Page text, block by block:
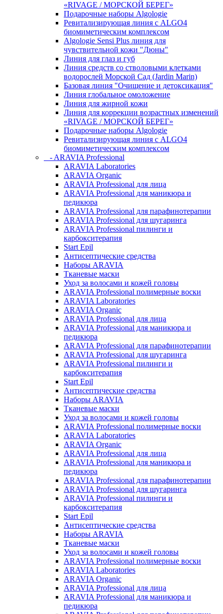
«RIVAGE / МОРСКОЙ БЕРЕГ»
Подарочные наборы Algologie
Ревитализирующая линия с ALGO4
биомиметическим комплексом
Algologie Sensi Plus линия для
чувcтвительной кожи "Дюны"
Линия для глаз и губ
Линия средств со стволовыми клетками
водорослей Морской Сад (Jardin Marin)
Базовая линия "Очищение и детоксикация"
Линия глобальное омоложение
Линия для жирной кожи
Линия для коррекции возрастных изменений
«RIVAGE / МОРСКОЙ БЕРЕГ»
Подарочные наборы Algologie
Ревитализирующая линия с ALGO4
биомиметическим комплексом
- ARAVIA Professional
ARAVIA Laboratories
ARAVIA Organic
ARAVIA Professional для лица
ARAVIA Professional для маникюра и
педикюра
ARAVIA Professional для парафинотерапии
ARAVIA Professional для шугаринга
ARAVIA Professional пилинги и
карбокситерапия
Start Epil
Антисептические средства
Наборы ARAVIA
Тканевые маски
Уход за волосами и кожей головы
ARAVIA Professional полимерные воски
ARAVIA Laboratories
ARAVIA Organic
ARAVIA Professional для лица
ARAVIA Professional для маникюра и
педикюра
ARAVIA Professional для парафинотерапии
ARAVIA Professional для шугаринга
ARAVIA Professional пилинги и
карбокситерапия
Start Epil
Антисептические средства
Наборы ARAVIA
Тканевые маски
Уход за волосами и кожей головы
ARAVIA Professional полимерные воски
ARAVIA Laboratories
ARAVIA Organic
ARAVIA Professional для лица
ARAVIA Professional для маникюра и
педикюра
ARAVIA Professional для парафинотерапии
ARAVIA Professional для шугаринга
ARAVIA Professional пилинги и
карбокситерапия
Start Epil
Антисептические средства
Наборы ARAVIA
Тканевые маски
Уход за волосами и кожей головы
ARAVIA Professional полимерные воски
ARAVIA Laboratories
ARAVIA Organic
ARAVIA Professional для лица
ARAVIA Professional для маникюра и
педикюра